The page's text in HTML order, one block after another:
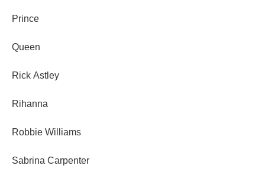
Prince
Queen
Rick Astley
Rihanna
Robbie Williams
Sabrina Carpenter